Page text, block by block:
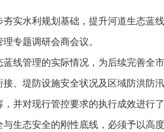
实水利规划基础，提升河道生态
专题调研会商会议。
线管理的实际情况，为后续完善
、堤防设施安全状况及区域防洪
并对现行管控要求的执行成效进行了
生态安全的刚性底线，必须予以